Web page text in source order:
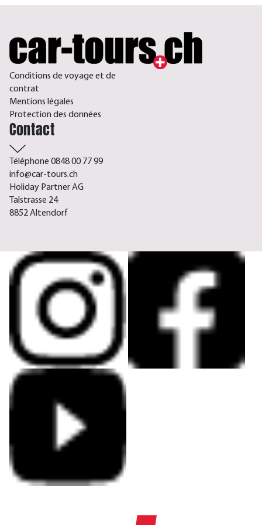
Conditions de voyage et de
contrat
Mentions légales
Protection des données
Contact
Téléphone 0848 00 77 99
info@car-tours.ch
Holiday Partner AG
Talstrasse 24
8852 Altendorf